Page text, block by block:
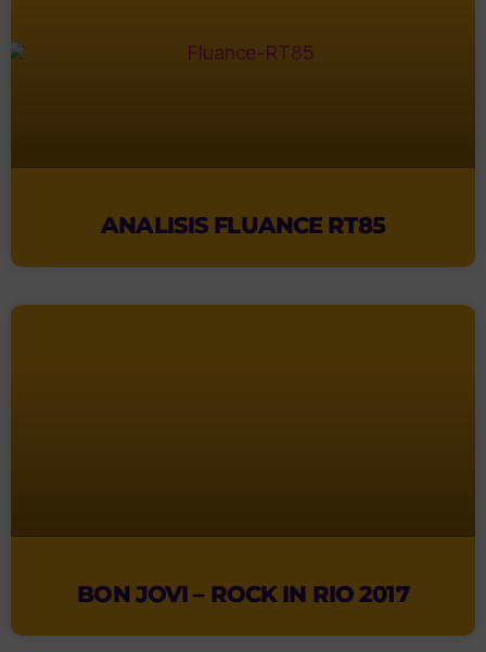
ANALISIS FLUANCE RT85
BON JOVI – ROCK IN RIO 2017